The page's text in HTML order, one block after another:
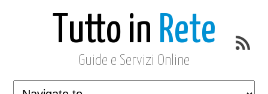
Tutto in Rete
Guide e Servizi Online